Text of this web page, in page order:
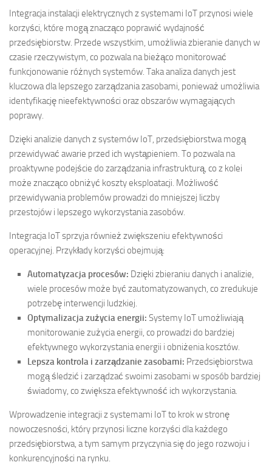
Integracja instalacji elektrycznych z systemami IoT przynosi wiele
korzyści, które mogą znacząco poprawić wydajność
przedsiębiorstw. Przede wszystkim, umożliwia zbieranie danych w
czasie rzeczywistym, co pozwala na bieżąco monitorować
funkcjonowanie różnych systemów. Taka analiza danych jest
kluczowa dla lepszego zarządzania zasobami, ponieważ umożliwia
identyfikację nieefektywności oraz obszarów wymagających
poprawy.
Dzięki analizie danych z systemów IoT, przedsiębiorstwa mogą
przewidywać awarie przed ich wystąpieniem. To pozwala na
proaktywne podejście do zarządzania infrastrukturą, co z kolei
może znacząco obniżyć koszty eksploatacji. Możliwość
przewidywania problemów prowadzi do mniejszej liczby
przestojów i lepszego wykorzystania zasobów.
Integracja IoT sprzyja również zwiększeniu efektywności
operacyjnej. Przykłady korzyści obejmują:
Automatyzacja procesów: Dzięki zbieraniu danych i analizie,
wiele procesów może być zautomatyzowanych, co zredukuje
potrzebę interwencji ludzkiej.
Optymalizacja zużycia energii: Systemy IoT umożliwiają
monitorowanie zużycia energii, co prowadzi do bardziej
efektywnego wykorzystania energii i obniżenia kosztów.
Lepsza kontrola i zarządzanie zasobami: Przedsiębiorstwa
mogą śledzić i zarządzać swoimi zasobami w sposób bardziej
świadomy, co zwiększa efektywność ich wykorzystania.
Wprowadzenie integracji z systemami IoT to krok w stronę
nowoczesności, który przynosi liczne korzyści dla każdego
przedsiębiorstwa, a tym samym przyczynia się do jego rozwoju i
konkurencyjności na rynku.